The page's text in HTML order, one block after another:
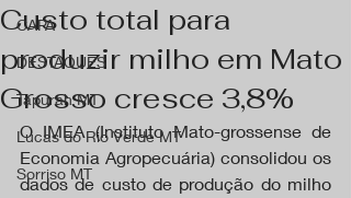
CAPA
DESTAQUES
Tapurah MT
Lucas do Rio Verde MT
Sorriso MT
Custo total para
produzir milho em Mato
Grosso cresce 3,8%
O IMEA (Instituto Mato-grossense de
Economia Agropecuária) consolidou os
dados de custo de produção do milho